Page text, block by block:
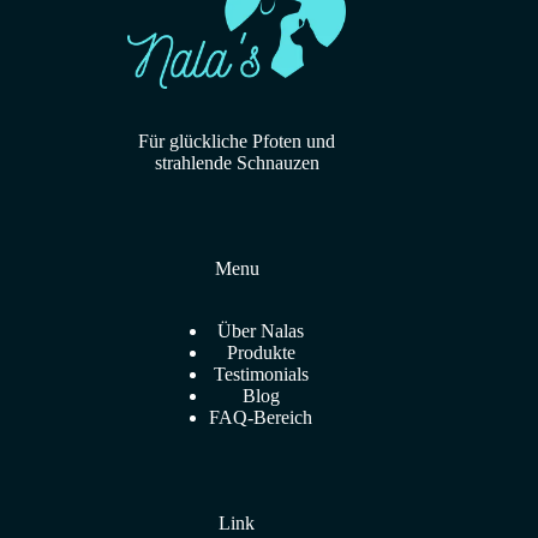
essere
scelte
nella
prodotto
Für glückliche Pfoten und
strahlende Schnauzen
Menu
Über Nalas
Produkte
Testimonials
Blog
FAQ-Bereich
Link